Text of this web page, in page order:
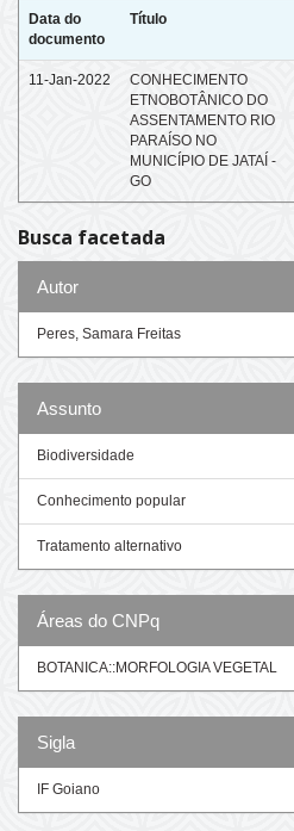
Data do
documento
Título
11-Jan-2022
CONHECIMENTO
ETNOBOTÂNICO DO
ASSENTAMENTO RIO
PARAÍSO NO
MUNICÍPIO DE JATAÍ -
GO
Busca facetada
Autor
Peres, Samara Freitas
Assunto
Biodiversidade
Conhecimento popular
Tratamento alternativo
Áreas do CNPq
BOTANICA::MORFOLOGIA VEGETAL
Sigla
IF Goiano